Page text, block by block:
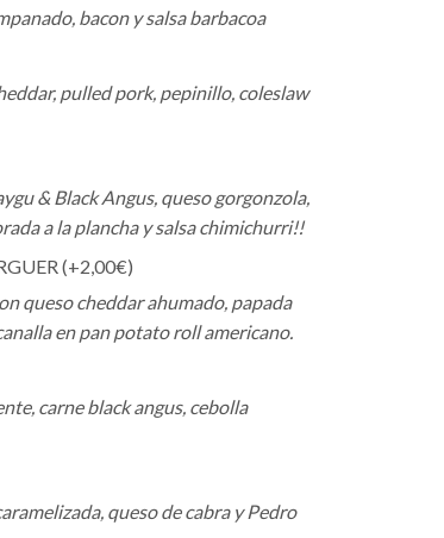
bacon y salsa barbacoa
pulled pork, pepinillo, coleslaw
& Black Angus, queso gorgonzola,
a la plancha y salsa chimichurri!!
(+2,00€)
queso cheddar ahumado, papada
en pan potato roll americano.
carne black angus, cebolla
queso de cabra y Pedro